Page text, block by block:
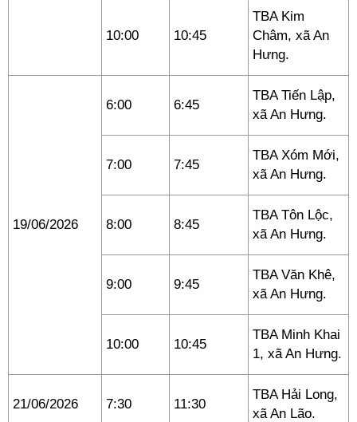
10:00 10:45
TBA Kim
Châm, xã An
Hưng.
19/06/2026
6:00 6:45
TBA Tiến Lập,
xã An Hưng.
7:00 7:45
TBA Xóm Mới,
xã An Hưng.
8:00 8:45
TBA Tôn Lộc,
xã An Hưng.
9:00 9:45
TBA Văn Khê,
xã An Hưng.
10:00 10:45
TBA Minh Khai
1, xã An Hưng.
21/06/2026 7:30 11:30
TBA Hải Long,
xã An Lão.